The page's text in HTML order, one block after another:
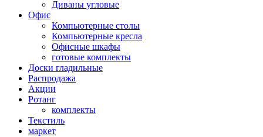
Диваны угловые
Офис
Компьютерные столы
Компьютерные кресла
Офисные шкафы
готовые комплекты
Доски гладильные
Распродажа
Акции
Ротанг
комплекты
Текстиль
маркет